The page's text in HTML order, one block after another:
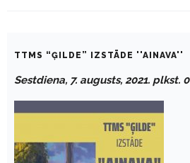
TTMS “ĢILDE” IZSTĀDE ''AINAVA''
Sestdiena, 7. augusts, 2021. plkst.